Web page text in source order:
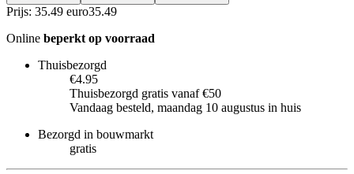
Prijs: 35.49 euro35.49
Online beperkt op voorraad
Thuisbezorgd
€4.95
Thuisbezorgd gratis vanaf €50
Vandaag besteld, maandag 10 augustus in huis
Bezorgd in bouwmarkt
gratis